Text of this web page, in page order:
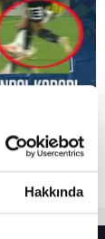
Hakkında